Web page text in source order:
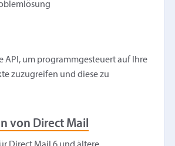
API, um programmgesteuert auf Ihre
zuzugreifen und diese zu
von Direct Mail